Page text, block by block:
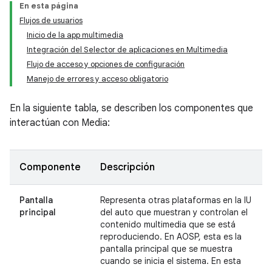
En esta página
Flujos de usuarios
Inicio de la app multimedia
Integración del Selector de aplicaciones en Multimedia
Flujo de acceso y opciones de configuración
Manejo de errores y acceso obligatorio
En la siguiente tabla, se describen los componentes que
interactúan con Media:
Componente Descripción
Pantalla
principal
Representa otras plataformas en la IU
del auto que muestran y controlan el
contenido multimedia que se está
reproduciendo. En AOSP, esta es la
pantalla principal que se muestra
cuando se inicia el sistema. En esta